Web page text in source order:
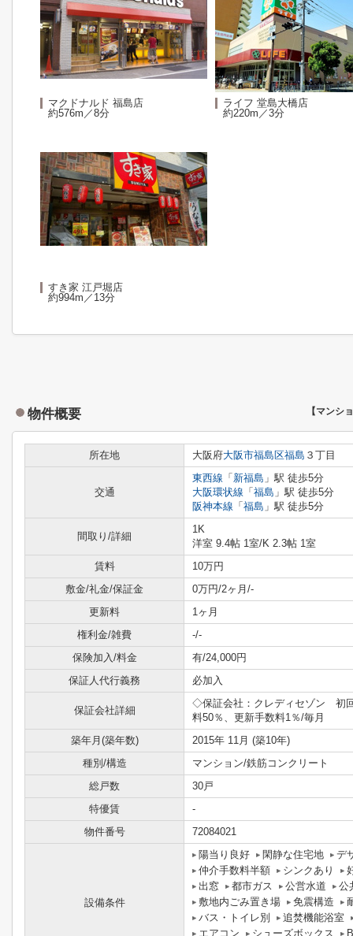
マクドナルド 福島店
約576m／8分
ライフ 堂島大橋店
約220m／3分
すき家 江戸堀店
約994m／13分
物件概要 【マンシ
所在地 大阪府大阪市福島区福島 ３丁目
交通
東西線 「 新福島 」駅 徒歩5分
大阪環状線 「 福島 」駅 徒歩5分
阪神本線 「 福島 」駅 徒歩5分
間取り/詳細
1K
洋室 9.4帖 1室/K 2.3帖 1室
賃料
10万円
敷金/礼金/保証金
0万円/2ヶ月/-
更新料
1ヶ月
権利金/雑費
-/-
保険加入/料金
有/24,000円
保証人代行義務
必加入
保証会社詳細
◇保証会社：クレディセゾン 初
料50％、更新手数料1％/毎月
築年月(築年数)
2015年 11月 (築10年)
種別/構造
マンション/鉄筋コンクリート
総戸数
30戸
特優賃
-
物件番号
72084021
設備条件
陽当り良好 閑静な住宅地
デ
仲介手数料半額
シンクあり
出窓
都市ガス 公営水道
公
敷地内ごみ置き場
免震構造
バス・トイレ別
追焚機能浴室
エアコン
シューズボックス